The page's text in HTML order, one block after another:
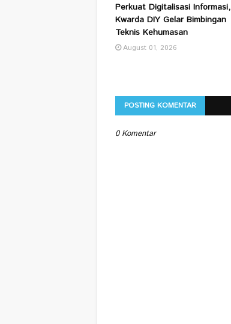
Perkuat Digitalisasi Informasi,
Kwarda DIY Gelar Bimbingan
Teknis Kehumasan
August 01, 2026
POSTING KOMENTAR
0 Komentar